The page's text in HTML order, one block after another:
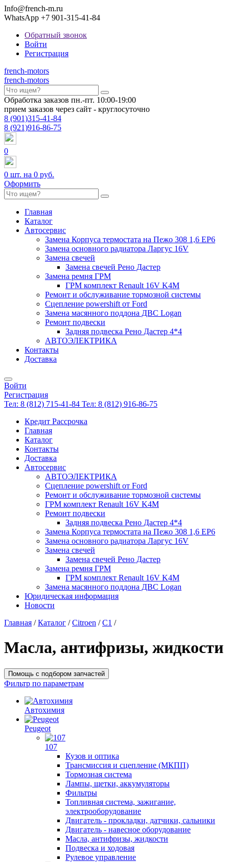
Info@french-m.ru
WhatsApp +7 901-315-41-84
Обратный звонок
Войти
Регистрация
french-motors
french-motors
Обработка заказов пн.-пт. 10:00-19:00
прием заказов через сайт - круглосуточно
8 (901)315-41-84
8 (921)916-86-75
0
0 шт. на 0 руб.
Оформить
Главная
Каталог
Автосервис
Замена Корпуса термостата на Пежо 308 1,6 EP6
Замена основного радиатора Ларгус 16V
Замена свечей
Замена свечей Рено Дастер
Замена ремня ГРМ
ГРМ комплект Renault 16V K4M
Ремонт и обслуживание тормозной системы
Сцепление powershift от Ford
Замена масянного поддона ДВС Logan
Ремонт подвески
Задняя подвеска Рено Дастер 4*4
АВТОЭЛЕКТРИКА
Контакты
Доставка
Войти
Регистрация
Тел: 8 (812) 715-41-84 Тел: 8 (812) 916-86-75
Кредит Рассрочка
Главная
Каталог
Контакты
Доставка
Автосервис
АВТОЭЛЕКТРИКА
Сцепление powershift от Ford
Ремонт и обслуживание тормозной системы
ГРМ комплект Renault 16V K4M
Ремонт подвески
Задняя подвеска Рено Дастер 4*4
Замена Корпуса термостата на Пежо 308 1,6 EP6
Замена основного радиатора Ларгус 16V
Замена свечей
Замена свечей Рено Дастер
Замена ремня ГРМ
ГРМ комплект Renault 16V K4M
Замена масянного поддона ДВС Logan
Юридическая информация
Новости
Главная / Каталог / Citroen / C1 /
Масла, антифризы, жидкости
Помощь с подбором запчастей
Фильтр по параметрам
Автохимия
Peugeot
107
Кузов и оптика
Трансмиссия и сцепление (МКПП)
Тормозная система
Лампы, щетки, аккумуляторы
Фильтры
Топливная система, зажигание,
электрооборудование
Двигатель - прокладки, датчики, сальники
Двигатель - навесное оборудование
Масла, антифризы, жидкости
Подвеска и ходовая
Рулевое управление